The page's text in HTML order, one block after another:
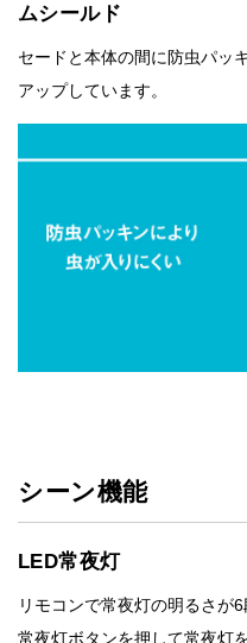
ムシールド
セードと本体の間に防虫パッ
アップしています。
シーン機能
LED常夜灯
リモコンで常夜灯の明るさが6
常夜灯ボタンを押して常夜灯